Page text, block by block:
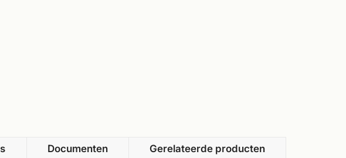
Documenten Gerelateerde producten